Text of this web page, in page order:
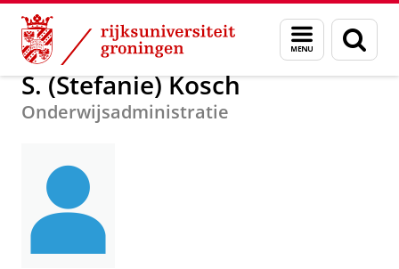
Skip
Content
Skip
Navigation
Menu
en
zoeken
Over ons S. (Stefanie) Kosch
S. (Stefanie) Kosch
Onderwijsadministratie